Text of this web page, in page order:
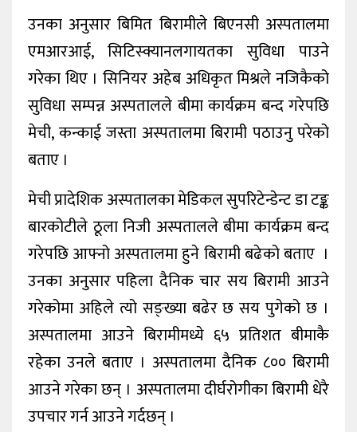
उनका अनुसार बिमित बिरामीले बिएनसी अस्पतालमा
एमआरआई, सिटिस्क्यानलगायतका सुविधा पाउने
गरेका थिए । सिनियर अहेब अधिकृत मिश्रले नजिकैको
सुविधा सम्पन्न अस्पतालले बीमा कार्यक्रम बन्द गरेपछि
मेची, कन्काई जस्ता अस्पतालमा बिरामी पठाउनु परेको
बताए ।
मेची प्रादेशिक अस्पतालका मेडिकल सुपरिटेन्डेन्ट डा टङ्क
बारकोटीले ठूला निजी अस्पतालले बीमा कार्यक्रम बन्द
गरेपछि आफ्नो अस्पतालमा हुने बिरामी बढेको बताए ।
उनका अनुसार पहिला दैनिक चार सय बिरामी आउने
गरेकोमा अहिले त्यो सङ्ख्या बढेर छ सय पुगेको छ ।
अस्पतालमा आउने बिरामीमध्ये ६५ प्रतिशत बीमाकै
रहेका उनले बताए । अस्पतालमा दैनिक ८०० बिरामी
आउने गरेका छन् । अस्पतालमा दीर्घरोगीका बिरामी धेरै
उपचार गर्न आउने गर्दछन् ।